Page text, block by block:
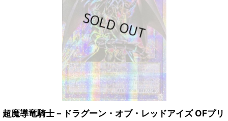
超魔導竜騎士－ドラグーン・オブ・レッドアイズ OFプリ